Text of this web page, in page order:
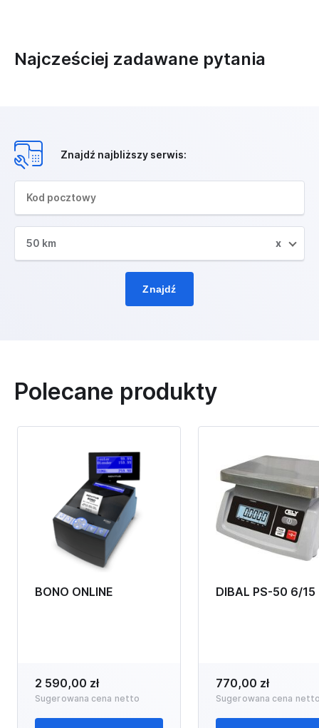
Najcześciej zadawane pytania
Znajdź najbliższy serwis:
50 km x
Znajdź
Polecane produkty
BONO ONLINE
2 590,00 zł
Sugerowana cena netto
DIBAL PS-50 6/15
770,00 zł
Sugerowana cena